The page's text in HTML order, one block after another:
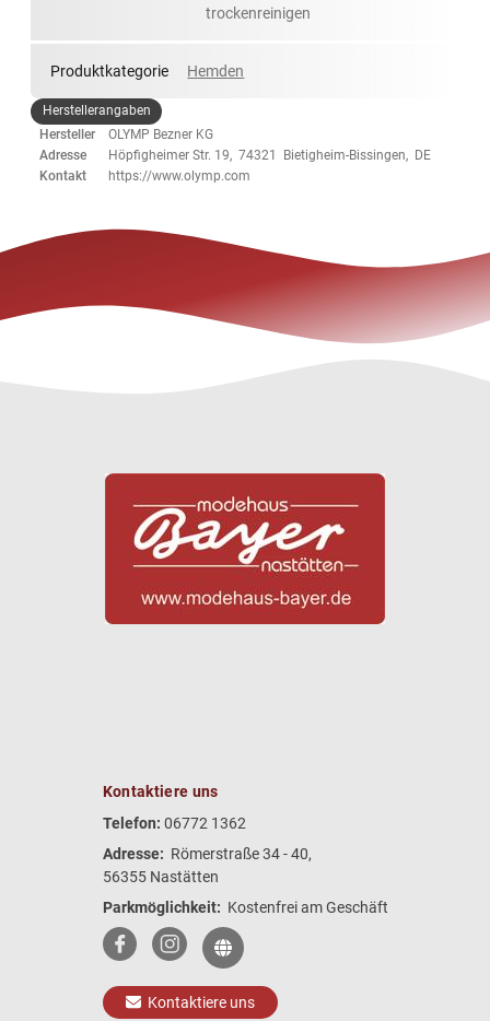
trockenreinigen
Produktkategorie Hemden
Herstellerangaben
Hersteller
OLYMP Bezner KG
Adresse
Höpfigheimer Str. 19, 74321 Bietigheim-Bissingen, DE
Kontakt
https://www.olymp.com
Kontaktiere uns
Telefon: 06772 1362
Adresse: Römerstraße 34 - 40,
56355 Nastätten
Parkmöglichkeit: Kostenfrei am Geschäft
Kontaktiere uns